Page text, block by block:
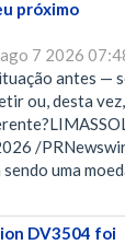
próximo
ago 7 2026
antes —
ou, desta
/
uma
DV3504 foi